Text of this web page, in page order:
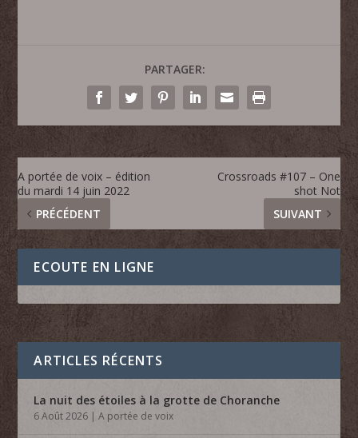
PARTAGER:
A portée de voix – édition
du mardi 14 juin 2022
PRÉCÉDENT
Crossroads #107 – One
shot Not
SUIVANT
ECOUTE EN LIGNE
ARTICLES RÉCENTS
La nuit des étoiles à la grotte de Choranche
6 Août 2026 |A portée de voix